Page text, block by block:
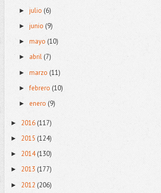
► julio (6)
► junio (9)
► mayo (10)
► abril(7)
► marzo (11)
►febrero (10)
► enero (9)
► 2016(117)
► 2015 (124)
► 2014(130)
► 2013 (177)
► 2012 (206)